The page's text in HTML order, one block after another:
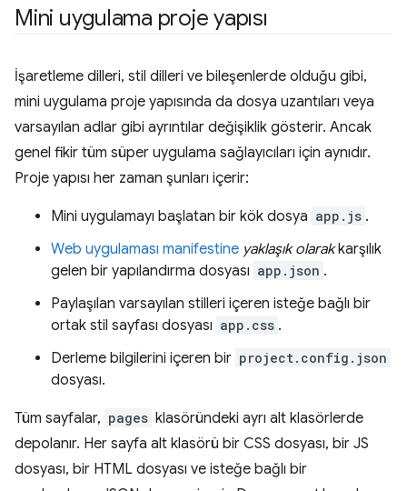
Mini uygulama proje yapısı
İşaretleme dilleri, stil dilleri ve bileşenlerde olduğu gibi,
mini uygulama proje yapısında da dosya uzantıları veya
varsayılan adlar gibi ayrıntılar değişiklik gösterir. Ancak
genel fikir tüm süper uygulama sağlayıcıları için aynıdır.
Proje yapısı her zaman şunları içerir:
Mini uygulamayı başlatan bir kök dosya app.js .
Web uygulaması manifestine yaklaşık olarakkarşılık
gelen bir yapılandırma dosyası app.json .
Paylaşılan varsayılan stilleri içeren isteğe bağlı bir
ortak stil sayfası dosyası app.css .
Derleme bilgilerini içeren bir project.config.json
dosyası.
Tüm sayfalar, pages klasöründeki ayrı alt klasörlerde
depolanır. Her sayfa alt klasörü bir CSS dosyası, bir JS
dosyası, bir HTML dosyası ve isteğe bağlı bir